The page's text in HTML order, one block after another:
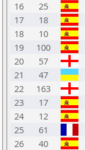
16
25
17
18
18
10
19
100
20
57
21
47
22
163
23
17
24
12
25
61
26
40